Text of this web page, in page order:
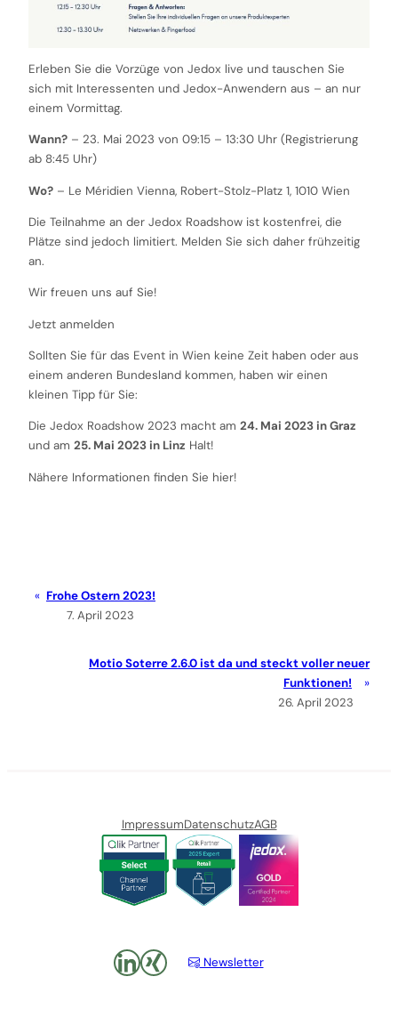
Erleben Sie die Vorzüge von Jedox live und tauschen Sie
sich mit Interessenten und Jedox-Anwendern aus – an nur
einem Vormittag.
Wann? – 23. Mai 2023 von 09:15 – 13:30 Uhr (Registrierung
ab 8:45 Uhr)
Wo? – Le Méridien Vienna, Robert-Stolz-Platz 1, 1010 Wien
Die Teilnahme an der Jedox Roadshow ist kostenfrei, die
Plätze sind jedoch limitiert. Melden Sie sich daher frühzeitig
an.
Wir freuen uns auf Sie!
Jetzt anmelden
Sollten Sie für das Event in Wien keine Zeit haben oder aus
einem anderen Bundesland kommen, haben wir einen
kleinen Tipp für Sie:
Die Jedox Roadshow 2023 macht am 24. Mai 2023 in Graz
und am 25. Mai 2023 in Linz Halt!
Nähere Informationen finden Sie hier!
Frohe Ostern 2023!
7. April 2023
Motio Soterre 2.6.0 ist da und steckt voller neuer
Funktionen!
26. April 2023
ImpressumDatenschutzAGB
LinkedIn xing Newsletter